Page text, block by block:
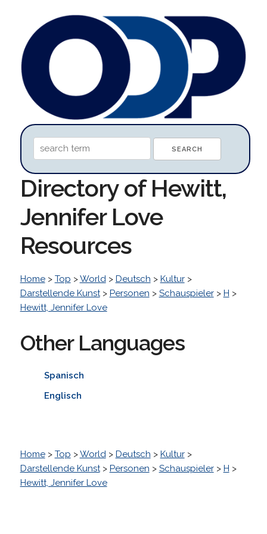
Directory of Hewitt,
Jennifer Love
Resources
Home> Top >World> Deutsch > Kultur>
Darstellende Kunst> Personen > Schauspieler> H >
Hewitt, Jennifer Love
Other Languages
Spanisch
Englisch
Home> Top >World> Deutsch > Kultur>
Darstellende Kunst> Personen > Schauspieler> H >
Hewitt, Jennifer Love